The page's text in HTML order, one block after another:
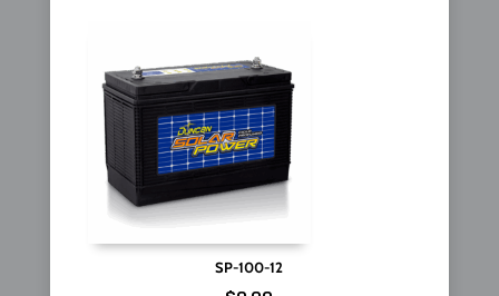
SP-100-12